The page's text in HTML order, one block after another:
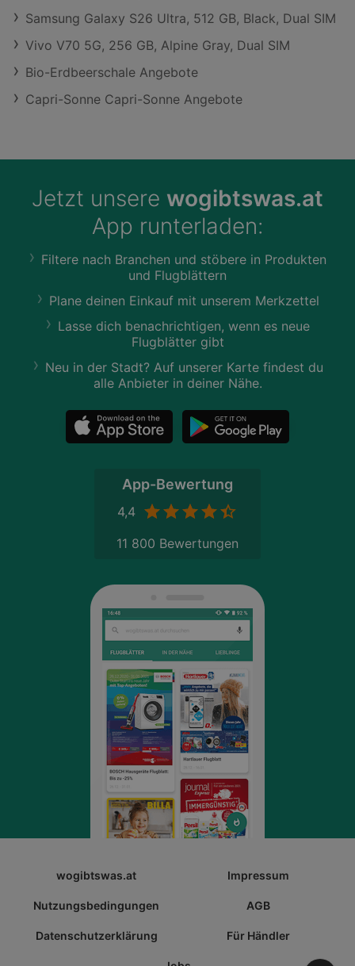
Samsung Galaxy S26 Ultra, 512 GB, Black, Dual SIM
Vivo V70 5G, 256 GB, Alpine Gray, Dual SIM
Bio-Erdbeerschale Angebote
Capri-Sonne Capri-Sonne Angebote
Jetzt unsere wogibtswas.at
App runterladen:
Filtere nach Branchen und stöbere in Produkten
und Flugblättern
Plane deinen Einkauf mit unserem Merkzettel
Lasse dich benachrichtigen, wenn es neue
Flugblätter gibt
Neu in der Stadt? Auf unserer Karte findest du
alle Anbieter in deiner Nähe.
App-Bewertung
4,4
11 800 Bewertungen
wogibtswas.at Impressum
Nutzungsbedingungen AGB
Datenschutzerklärung Für Händler